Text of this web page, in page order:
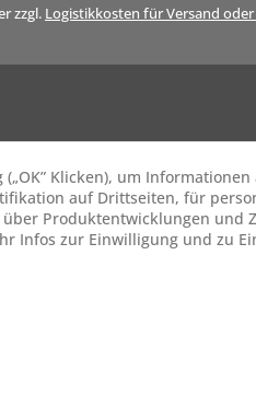
zzgl. Logistikkosten für Versand
Klicken), um
auf Drittseiten, für
Produktentwicklungen
Infos zur Einwilligung und zu